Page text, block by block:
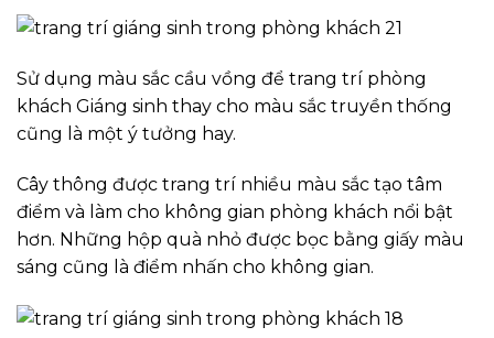
Sử dụng màu sắc cầu vồng để trang trí phòng
khách Giáng sinh thay cho màu sắc truyền thống
cũng là một ý tưởng hay.
Cây thông được trang trí nhiều màu sắc tạo tâm
điểm và làm cho không gian phòng khách nổi bật
hơn. Những hộp quà nhỏ được bọc bằng giấy màu
sáng cũng là điểm nhấn cho không gian.